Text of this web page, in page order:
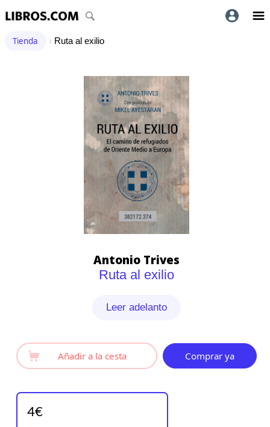
Tienda › Ruta al exilio
Antonio Trives
Ruta al exilio
Leer adelanto
Añadir a la cesta Comprar ya
4€